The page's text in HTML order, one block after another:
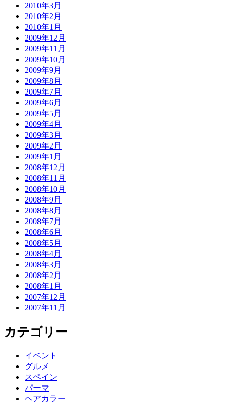
2010年3月
2010年2月
2010年1月
2009年12月
2009年11月
2009年10月
2009年9月
2009年8月
2009年7月
2009年6月
2009年5月
2009年4月
2009年3月
2009年2月
2009年1月
2008年12月
2008年11月
2008年10月
2008年9月
2008年8月
2008年7月
2008年6月
2008年5月
2008年4月
2008年3月
2008年2月
2008年1月
2007年12月
2007年11月
カテゴリー
イベント
グルメ
スペイン
パーマ
ヘアカラー